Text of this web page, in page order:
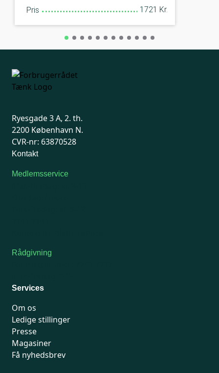
Pris 1721 Kr.
Ryesgade 3 A, 2. th.
2200 København N.
CVR-nr: 63870528
Kontakt
Medlemsservice
Rådgivning
Services
Om os
Ledige stillinger
Presse
Magasiner
Få nyhedsbrev